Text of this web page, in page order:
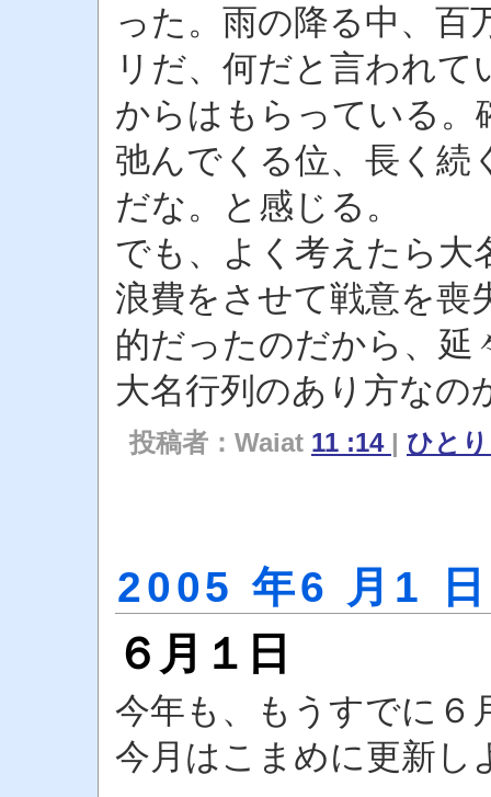
った。雨の降る中、百
リだ、何だと言われ
からはもらっている。
弛んでくる位、長く続
だな。と感じる。
でも、よく考えたら大
浪費をさせて戦意を喪
的だったのだから、延
大名行列のあり方なの
投稿者：Waiat 11 :14 | ひと
2005 年6 月1 日
６月１日
今年も、もうすでに６
今月はこまめに更新し